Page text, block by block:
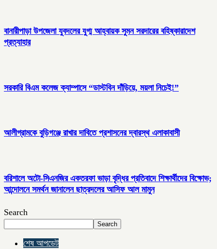
বানারীপাড়া উপজেলা যুবদলের যুগ্ম আহ্বায়ক সুমন সরদারের বহিষ্কারাদেশ
প্রত্যাহার
সরকারি বিএম কলেজ ক্যাম্পাসে “ডাস্টবিন দাঁড়িয়ে, ময়লা নিচেই!”
আলীগ্রামকে বুড়িগঞ্জে রাখার দাবিতে প্রশাসনের দ্বারস্থ এলাকাবাসী
বরিশালে অটো-সিএনজির একতরফা ভাড়া বৃদ্ধির প্রতিবাদে শিক্ষার্থীদের বিক্ষোভ;
আন্দোলনে সমর্থন জানালেন ছাত্রদলের আসিফ আল মামুন
Search
Search
শেষ আপডেট